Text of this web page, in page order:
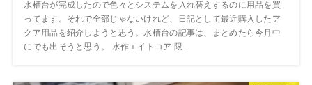
水槽台が完成したので色々とシステムを入れ替えするのに用品を買
ってます。それで全部じゃないけれど、日記として最近購入したア
クア用品を紹介しようと思う。水槽台の記事は、まとめたら今月中
にでも出そうと思う。 水作エイトコア 限...